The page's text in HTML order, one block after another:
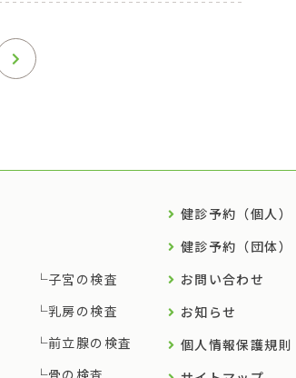
子宮の検査
乳房の検査
前立腺の検査
骨の検査
健診予約（個人）
健診予約（団体）
お問い合わせ
お知らせ
個人情報保護規則